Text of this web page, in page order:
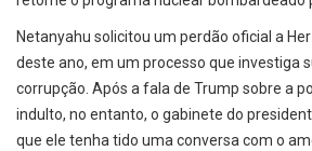
Netanyahu solicitou um perdão oficial a
deste ano, em um processo que investiga
corrupção. Após a fala de Trump sobre a
indulto, no entanto, o gabinete do
que ele tenha tido uma conversa com o